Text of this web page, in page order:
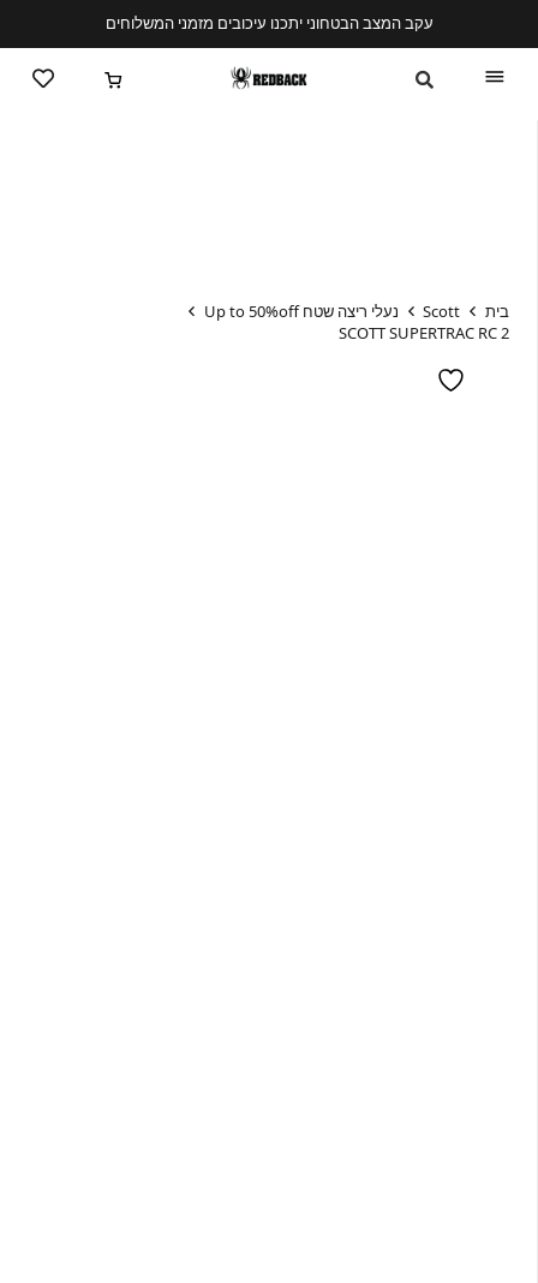
עקב המצב הבטחוני יתכנו עיכובים מזמני המשלוחים
בית Scott
נעלי ריצה שטח Up to 50%off
SCOTT SUPERTRAC RC 2